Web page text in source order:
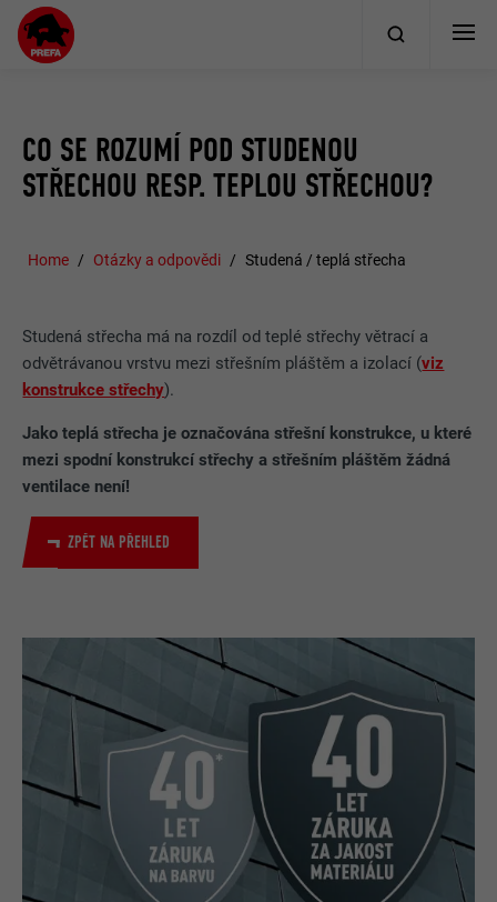
CO SE ROZUMÍ POD STUDENOU
STŘECHOU RESP. TEPLOU STŘECHOU?
Home Otázky a odpovědi Studená / teplá střecha
Studená střecha má na rozdíl od teplé střechy větrací a
odvětrávanou vrstvu mezi střešním pláštěm a izolací (viz
konstrukce střechy).
Jako teplá střecha je označována střešní konstrukce, u které
mezi spodní konstrukcí střechy a střešním pláštěm žádná
ventilace není!
ZPĚT NA PŘEHLED